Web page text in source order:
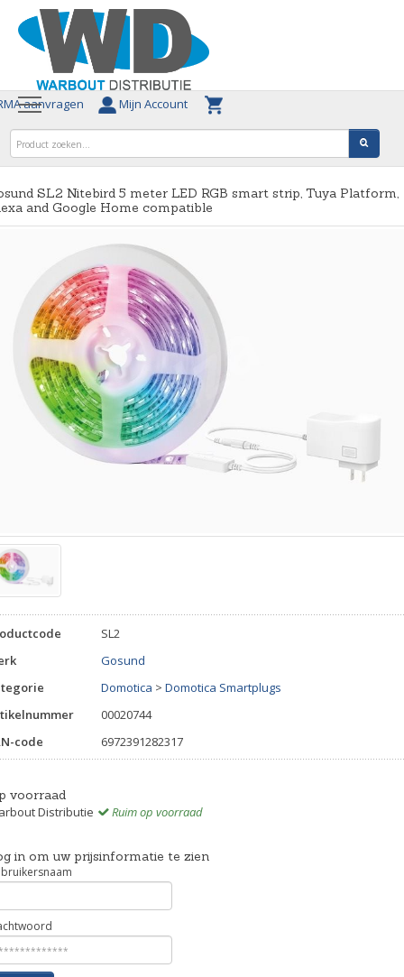
aanvragen Mijn Account
SL2 Nitebird 5 meter LED RGB smart strip, Tuya Platform,
and Google Home compatible
SL2
Gosund
Domotica > Domotica Smartplugs
00020744
code
6972391282317
voorraad
Distributie
Ruim op voorraad
in om uw prijsinformatie te zien